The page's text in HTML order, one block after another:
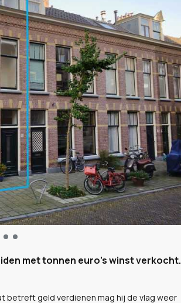
met tonnen euro's winst verkocht.
betreft geld verdienen mag hij de vlag weer